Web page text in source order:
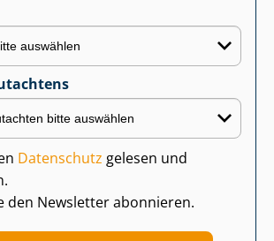
Datenschutz gelesen und
den Newsletter abonnieren.